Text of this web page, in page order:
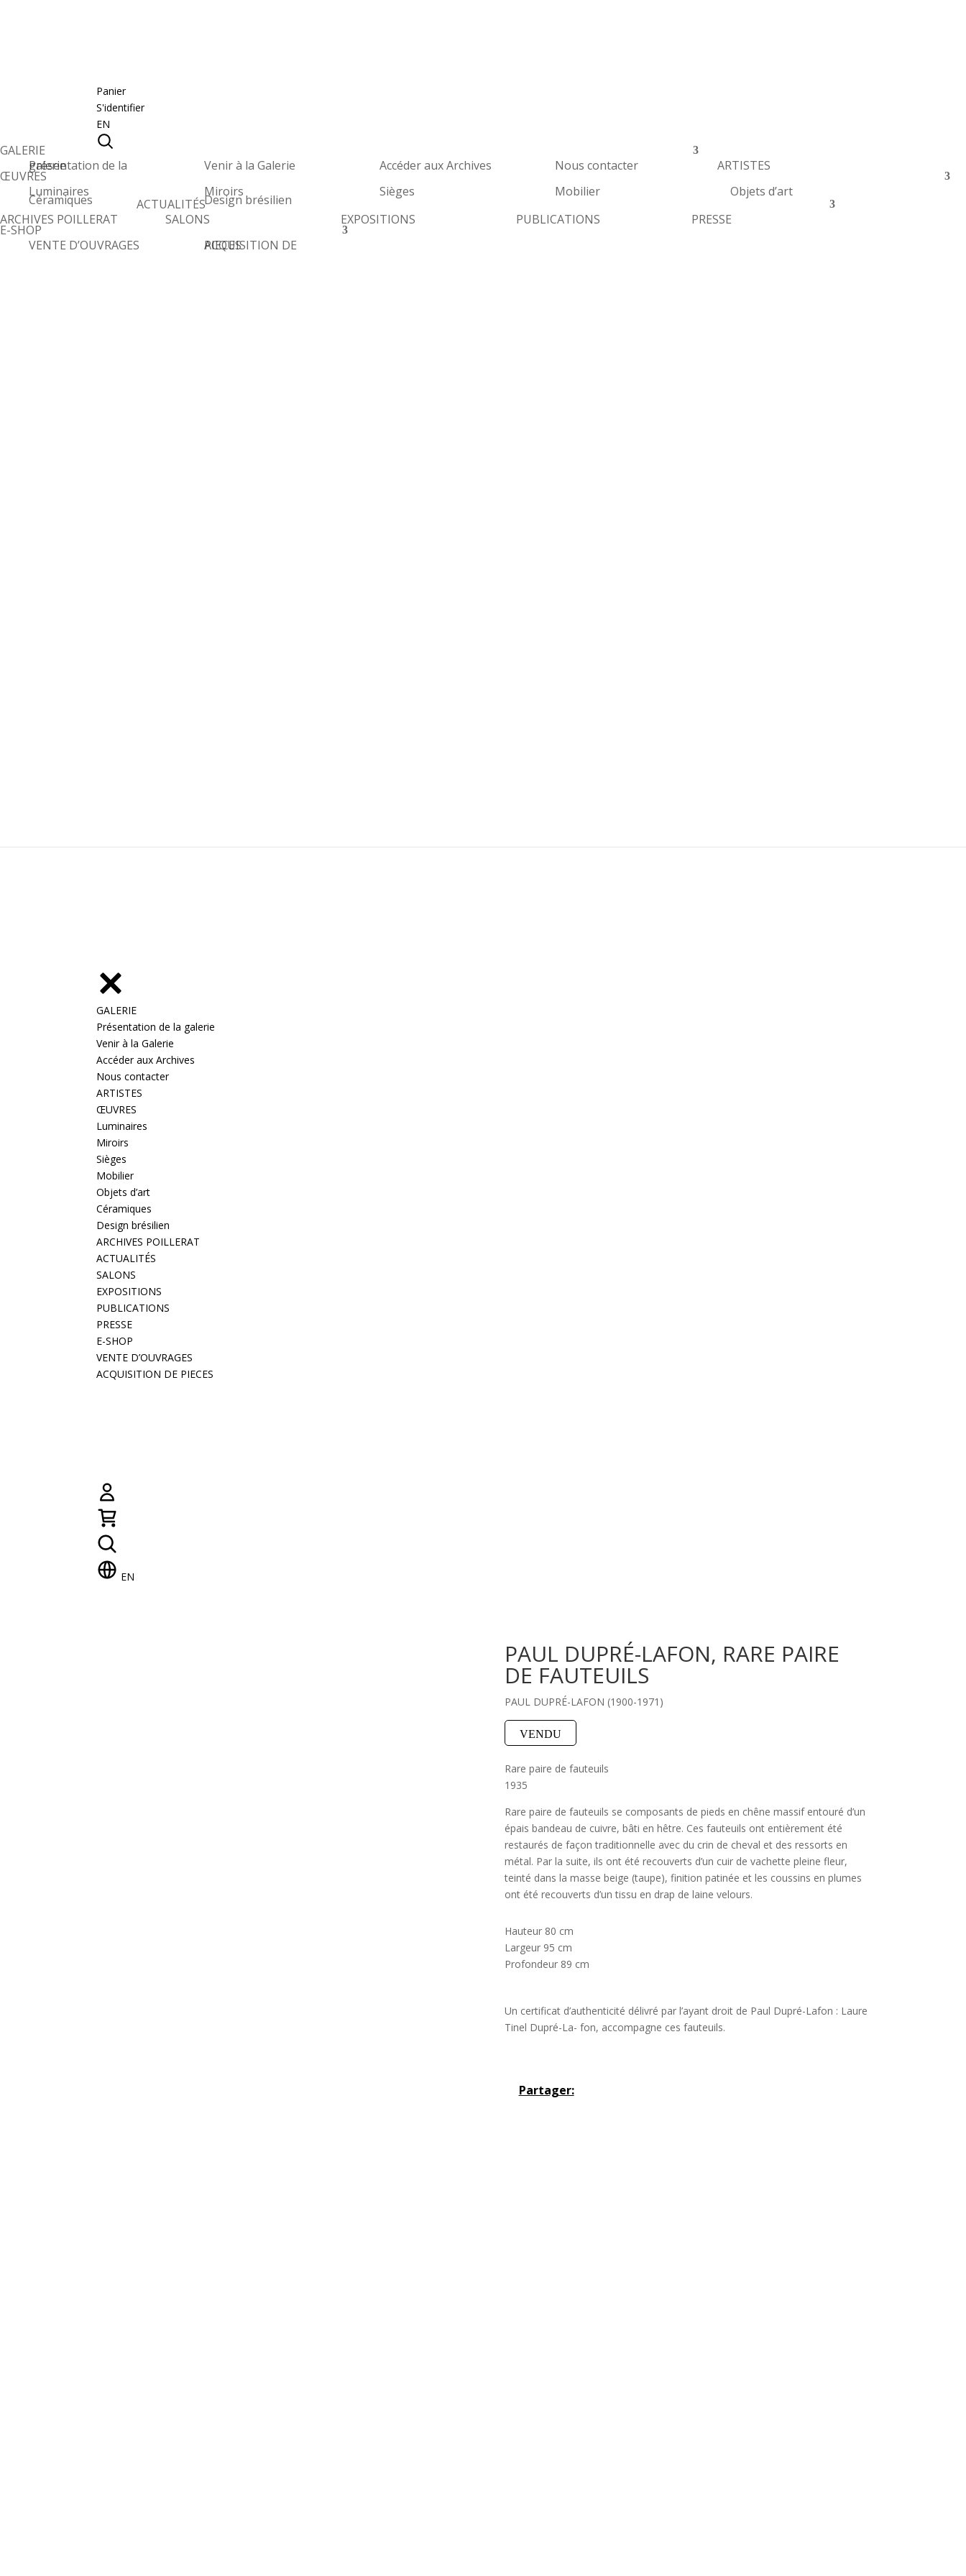
Panier
S'identifier
EN
GALERIE
Présentation de la galerie
Venir à la Galerie Accéder aux Archives Nous contacter ARTISTES
ŒUVRES
Luminaires
Miroirs Sièges Mobilier Objets d’art
Céramiques
Design brésilien
ARCHIVES POILLERAT
ACTUALITÉS
SALONS
EXPOSITIONS PUBLICATIONS PRESSE
E-SHOP
VENTE D’OUVRAGES
ACQUISITION DE PIECES
GALERIE
Présentation de la galerie
Venir à la Galerie
Accéder aux Archives
Nous contacter
ARTISTES
ŒUVRES
Luminaires
Miroirs
Sièges
Mobilier
Objets d’art
Céramiques
Design brésilien
ARCHIVES POILLERAT
ACTUALITÉS
SALONS
EXPOSITIONS
PUBLICATIONS
PRESSE
E-SHOP
VENTE D’OUVRAGES
ACQUISITION DE PIECES
EN
PAUL DUPRÉ-LAFON, RARE PAIRE
DE FAUTEUILS
PAUL DUPRÉ-LAFON (1900-1971)
VENDU
Rare paire de fauteuils
1935
Rare paire de fauteuils se composants de pieds en chêne massif entouré d’un
épais bandeau de cuivre, bâti en hêtre. Ces fauteuils ont entièrement été
restaurés de façon traditionnelle avec du crin de cheval et des ressorts en
métal. Par la suite, ils ont été recouverts d’un cuir de vachette pleine fleur,
teinté dans la masse beige (taupe), finition patinée et les coussins en plumes
ont été recouverts d’un tissu en drap de laine velours.
Hauteur 80 cm
Largeur 95 cm
Profondeur 89 cm
Un certificat d’authenticité délivré par l’ayant droit de Paul Dupré-Lafon : Laure
Tinel Dupré-La- fon, accompagne ces fauteuils.
Partager: